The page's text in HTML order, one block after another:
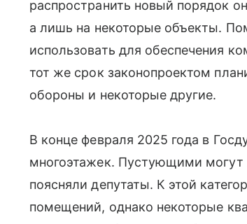
распространить новый порядок
а лишь на некоторые объекты.
использовать для обеспечения
тот же срок законопроектом
обороны и некоторые другие.
В конце февраля 2025 года в
многоэтажек. Пустующими могут
поясняли депутаты. К этой
помещений, однако некоторые